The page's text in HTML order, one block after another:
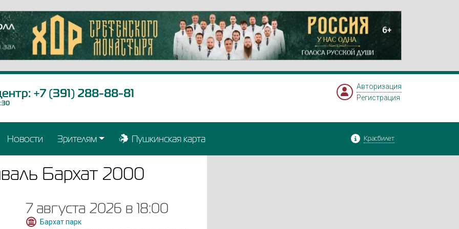
+7 (391) 288-88-81
Авторизация
Регистрация
Новости Зрителям Пушкинская карта Красбилет
Бархат 2000
7 августа 2026 в 18:00
Бархат парк